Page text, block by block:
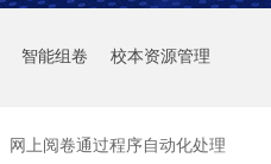
智能组卷 校本资源管理
网上阅卷通过程序自动化处理